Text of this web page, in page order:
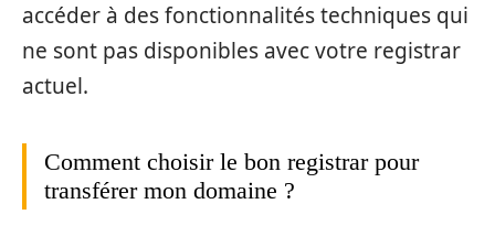
accéder à des fonctionnalités techniques qui
ne sont pas disponibles avec votre registrar
actuel.
Comment choisir le bon registrar pour
transférer mon domaine ?